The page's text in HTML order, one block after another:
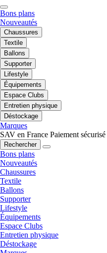
Bons plans
Nouveautés
Chaussures
Textile
Ballons
Supporter
Lifestyle
Équipements
Espace Clubs
Entretien physique
Déstockage
Marques
SAV en France Paiement sécurisé
Rechercher
Bons plans
Nouveautés
Chaussures
Textile
Ballons
Supporter
Lifestyle
Équipements
Espace Clubs
Entretien physique
Déstockage